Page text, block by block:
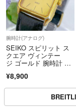
腕時計(アナログ)
SEIKO スピリット ス
クエア ヴィンテー
ジ ゴールド 腕時計 #5
¥8,900